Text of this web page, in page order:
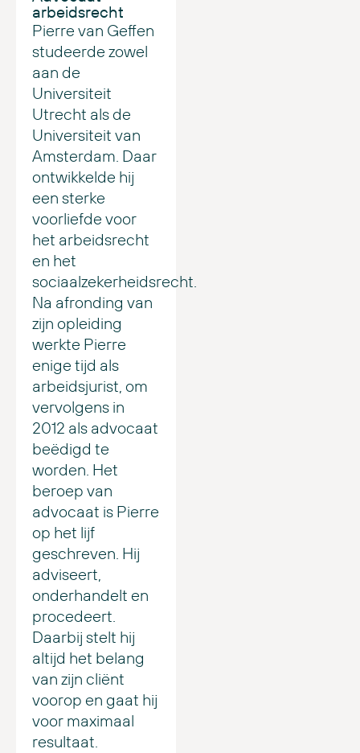
arbeidsrecht
Pierre van Geffen
studeerde zowel
aan de
Universiteit
Utrecht als de
Universiteit van
Amsterdam. Daar
ontwikkelde hij
een sterke
voorliefde voor
het arbeidsrecht
en het
sociaalzekerheidsrecht.
Na afronding van
zijn opleiding
werkte Pierre
enige tijd als
arbeidsjurist, om
vervolgens in
2012 als advocaat
beëdigd te
worden. Het
beroep van
advocaat is Pierre
op het lijf
geschreven. Hij
adviseert,
onderhandelt en
procedeert.
Daarbij stelt hij
altijd het belang
van zijn cliënt
voorop en gaat hij
voor maximaal
resultaat.